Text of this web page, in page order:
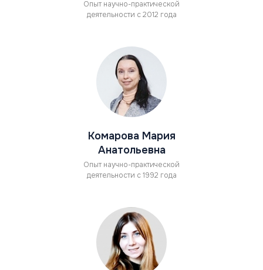
Опыт научно-практической
деятельности с 2012 года
Комарова Мария
Анатольевна
Опыт научно-практической
деятельности с 1992 года